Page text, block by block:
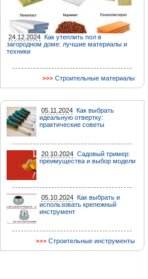
24.12.2024 Как утеплить пол в
загородном доме: лучшие материалы и
техники
Строительные материалы
05.11.2024 Как выбрать
идеальную отвертку:
практические советы
20.10.2024 Садовый тример:
преимущества и выбор модели
05.10.2024 Как выбрать и
использовать крепежный
инструмент
Строительные инструменты